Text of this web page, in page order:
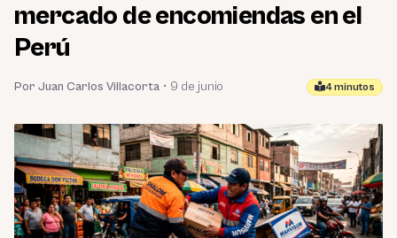
mercado de encomiendas en el
Perú
Por Juan Carlos Villacorta • 9 de junio 4 minutos